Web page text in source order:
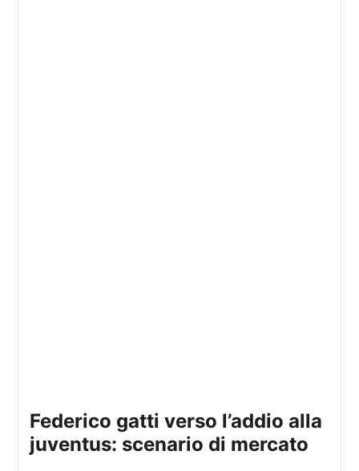
federico gatti verso l’addio alla
juventus: scenario di mercato